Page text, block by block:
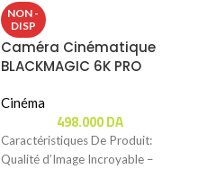
NON -
DISP
Caméra Cinématique
BLACKMAGIC 6K PRO
Cinéma
498.000DA
Caractéristiques De Produit:
Qualité d’Image Incroyable –